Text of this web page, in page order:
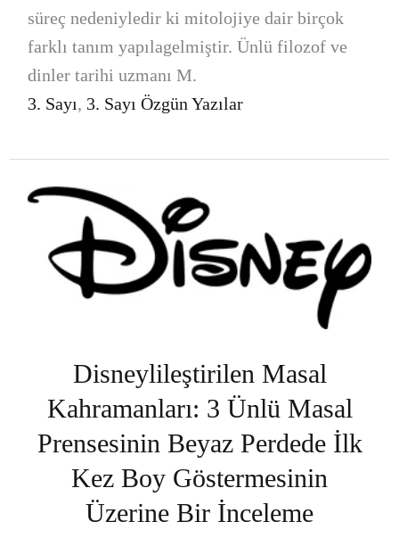
süreç nedeniyledir ki mitolojiye dair birçok
farklı tanım yapılagelmiştir. Ünlü filozof ve
dinler tarihi uzmanı M.
3. Sayı, 3. Sayı Özgün Yazılar
Disneylileştirilen Masal
Kahramanları: 3 Ünlü Masal
Prensesinin Beyaz Perdede İlk
Kez Boy Göstermesinin
Üzerine Bir İnceleme